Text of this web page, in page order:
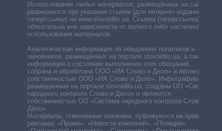
Использование любых материалов, размещённых на сайте,
разрешается при указании ссылки (для интернет-изданий —
гиперссылки) на www.slovoidilo.ua. Ссылка (гиперссылка)
обязательна вне зависимости от полного либо частичного
использования материалов.
Аналитическая информация об обещаниях политиков и
чиновников, размещенных на портале slovoidilo.ua, а также
информация о состоянии выполнения этих обещаний,
собрана и обработана ООО «ИА Слово и Дело» и является
собственностью ООО «ИА Слово и Дело». Инфографики,
размещенные на портале slovoidilo.ua, созданы ОО «Система
народного контроля Слово и Дело» и являются
собственностью ОО «Система народного контроля Слово и
Дело».
Материалы, отмеченные значками, публикуются на правах
рекламы: «Промо», «Новости компаний», «Позиция»,